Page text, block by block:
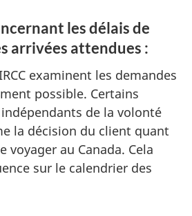
les délais de
arrivées attendues :
examinent les demandes
possible. Certains
de la volonté
la décision du client quant
voyager au Canada. Cela
sur le calendrier des